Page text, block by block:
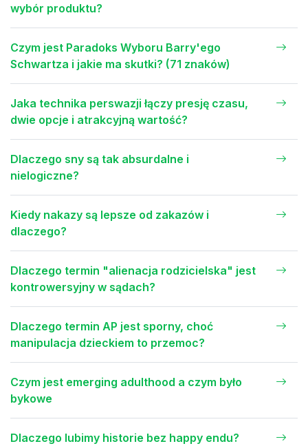
wybór produktu?
Czym jest Paradoks Wyboru Barry'ego
Schwartza i jakie ma skutki? (71 znaków)
Jaka technika perswazji łączy presję czasu,
dwie opcje i atrakcyjną wartość?
Dlaczego sny są tak absurdalne i
nielogiczne?
Kiedy nakazy są lepsze od zakazów i
dlaczego?
Dlaczego termin "alienacja rodzicielska" jest
kontrowersyjny w sądach?
Dlaczego termin AP jest sporny, choć
manipulacja dzieckiem to przemoc?
Czym jest emerging adulthood a czym było
bykowe
Dlaczego lubimy historie bez happy endu?